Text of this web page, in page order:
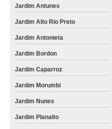
Jardim Antunes
Jardim Alto Rio Preto
Jardim Antonieta
Jardim Bordon
Jardim Caparroz
Jardim Morumbi
Jardim Nunes
Jardim Planalto